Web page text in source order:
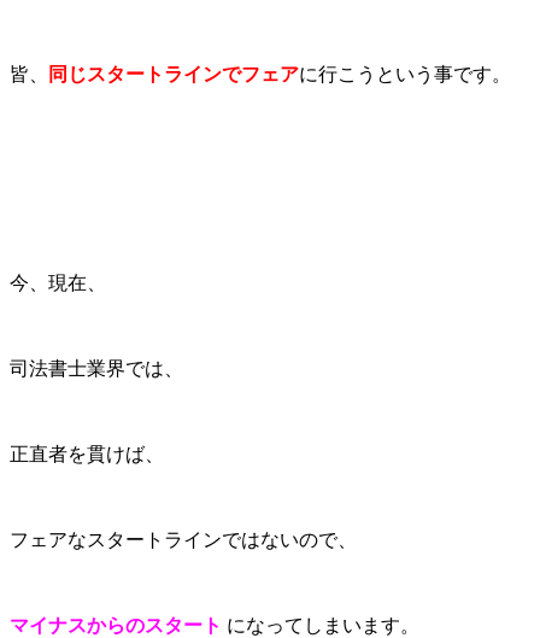
皆、 同じスタートラインでフェアに行こうという事です。
今、現在、
司法書士業界では、
正直者を貫けば、
フェアなスタートラインではないので、
マイナスからのスタート になってしまいます。